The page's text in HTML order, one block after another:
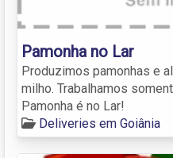
Pamonha no Lar
Produzimos pamonhas e
milho. Trabalhamos
Pamonha é no Lar!
Deliveries em Goiânia